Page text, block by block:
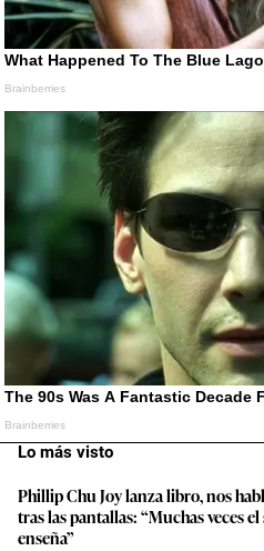
Lo más visto
Phillip Chu Joy lanza libro, nos
tras las pantallas: “Muchas veces
enseña”